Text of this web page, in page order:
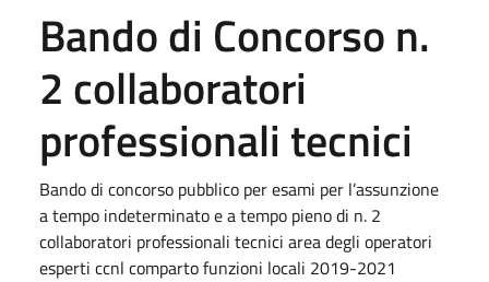
Bando di Concorso n.
2 collaboratori
professionali tecnici
Bando di concorso pubblico per esami per l’assunzione
a tempo indeterminato e a tempo pieno di n. 2
collaboratori professionali tecnici area degli operatori
esperti ccnl comparto funzioni locali 2019-2021